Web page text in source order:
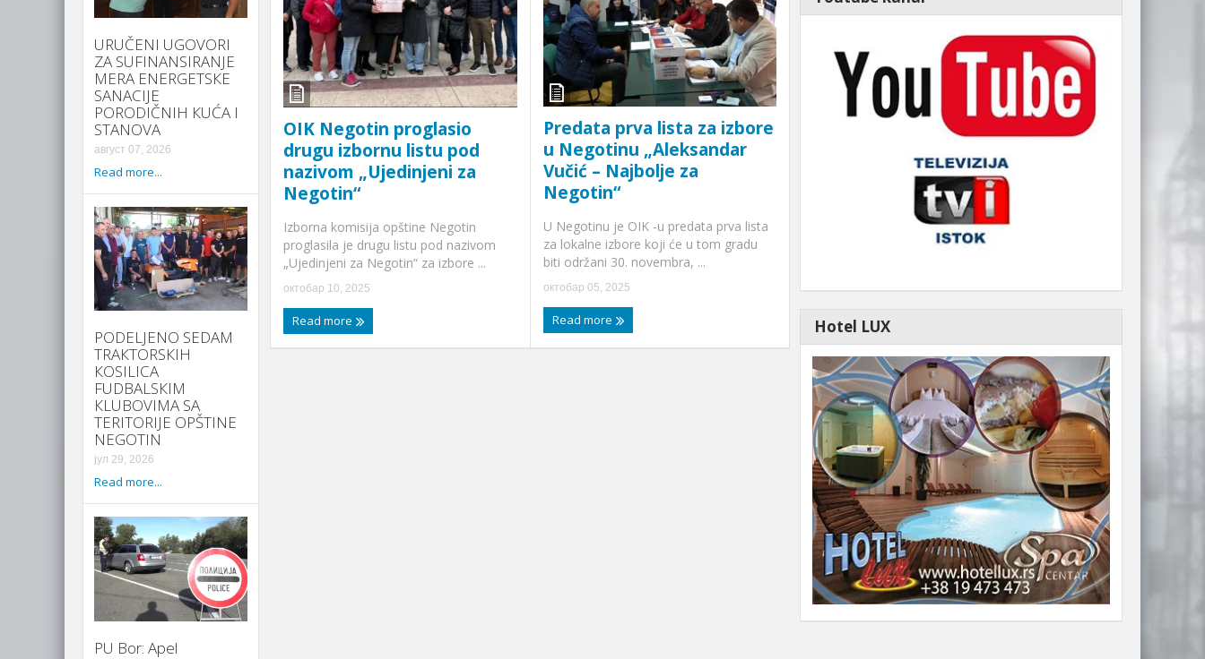
URUČENI UGOVORI
ZA SUFINANSIRANJE
MERA ENERGETSКE
SANACIJE
PORODIČNIH КUĆA I
STANOVA
август 07, 2026
Read more...
PODELJENO SEDAM
TRAКTORSКIH
КOSILICA
FUDBALSКIM
КLUBOVIMA SA
TERITORIJE OPŠTINE
NEGOTIN
јул 29, 2026
Read more...
PU Bor: Apel
OIK Negotin proglasio
drugu izbornu listu pod
nazivom „Ujedinjeni za
Negotin“
Izborna komisija opštine Negotin
proglasila je drugu listu pod nazivom
„Ujedinjeni za Negotin“ za izbore ...
октобар 10, 2025
Read more
Predata prva lista za izbore
u Negotinu „Aleksandar
Vučić – Najbolje za
Negotin“
U Negotinu je OIK -u predata prva lista
za lokalne izbore koji će u tom gradu
biti održani 30. novembra, ...
октобар 05, 2025
Read more Hotel LUX